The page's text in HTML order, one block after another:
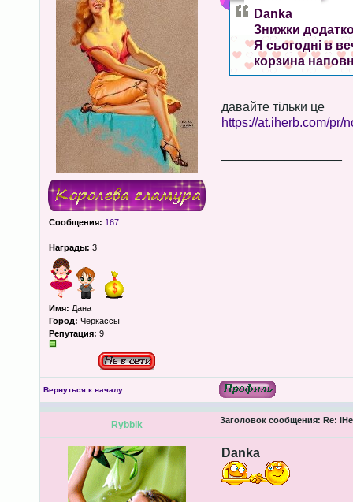
Сообщения: 167
Награды: 3
Имя: Дана
Город: Черкассы
Репутация: 9
Danka
Знижки
Я сьогодні в
корзина
давайте тільки це
https://at.iherb.com/pr/
Вернуться к началу
Rybbik Заголовок сообщения: Re:
Danka